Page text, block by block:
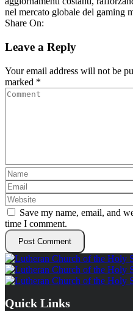
nel mercato globale del gaming
Share On:
Leave a Reply
Your email address will not be
marked *
Save my name, email, and
time I comment.
Quick Links